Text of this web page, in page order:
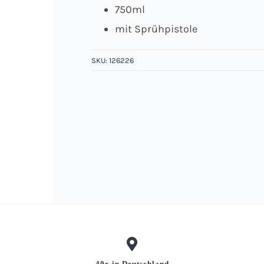
750ml
mit Sprühpistole
SKU: 126226